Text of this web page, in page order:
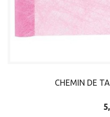
CHEMIN DE